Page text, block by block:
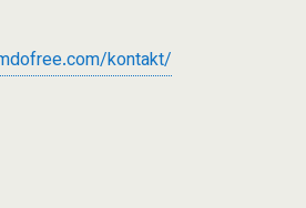
kontakt/